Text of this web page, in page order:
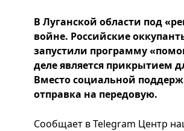
В Луганской области под
войне. Российские
запустили программу
деле является прикрытием
Вместо социальной
отправка на передовую.
Сообщает в Telegram Центр